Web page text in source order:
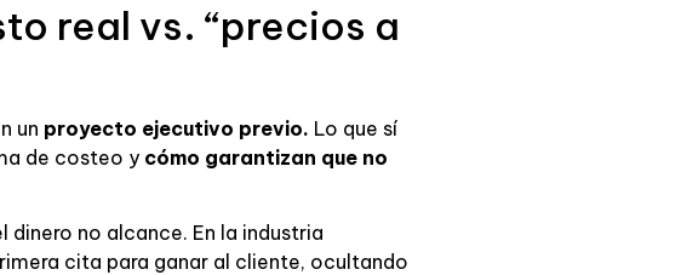
real vs. “precios a
un proyecto ejecutivo previo. Lo que sí
de costeo y cómo garantizan que no
no alcance. En la industria
cita para ganar al cliente, ocultando